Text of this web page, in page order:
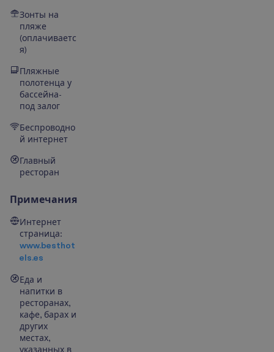
Зонты на
пляже
(оплачиваетс
я)
Пляжные
полотенца у
бассейна-
под залог
Беспроводно
й интернет
Главный
ресторан
Примечания
Интернет
страница:
www.besthot
els.es
Еда и
напитки в
ресторанах,
кафе, барах и
других
местах,
указанных в